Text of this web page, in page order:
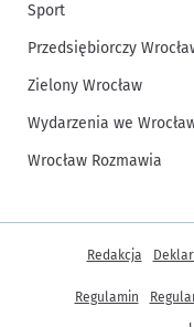
Sport
Przedsiębiorczy
Zielony Wrocław
Wydarzenia we
Wrocław Rozmawia
Inne
Redakcja
Regulamin